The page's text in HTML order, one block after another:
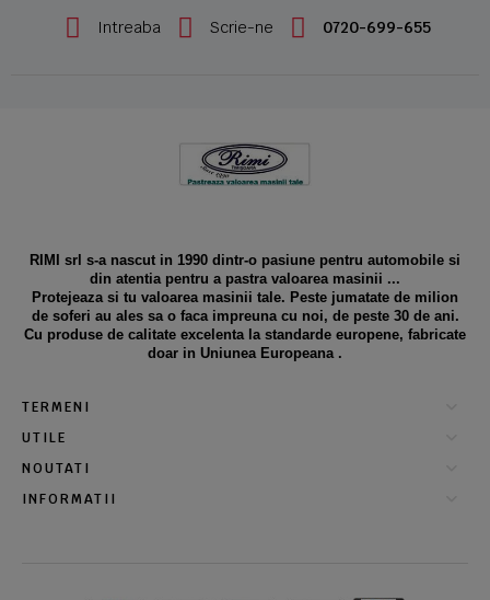
Intreaba Scrie-ne 0720-699-655
RIMI srl s-a nascut in 1990 dintr-o pasiune pentru automobile si
din atentia pentru a pastra valoarea masinii ...
Protejeaza si tu valoarea masinii tale. Peste jumatate de milion
de soferi au ales sa o faca impreuna cu noi, de peste 30 de ani.
Cu produse de calitate excelenta la standarde europene, fabricate
doar in Uniunea Europeana .
TERMENI
UTILE
NOUTATI
INFORMATII